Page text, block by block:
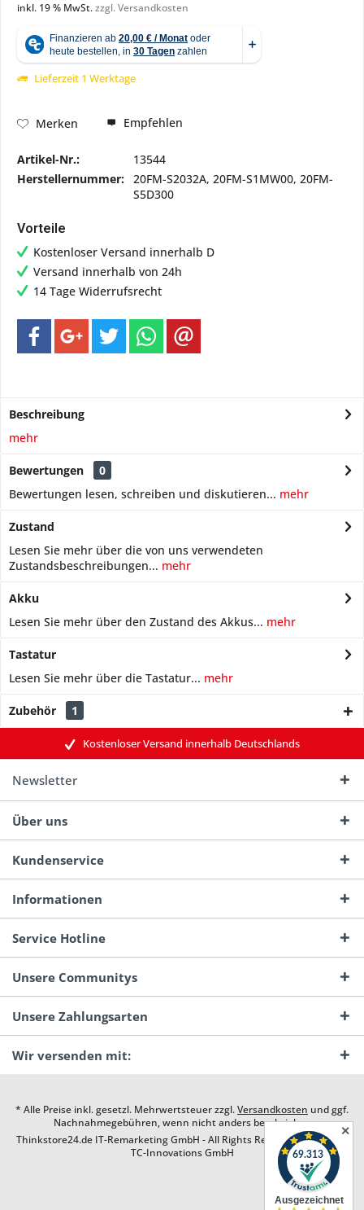
inkl. 19 % MwSt.zzgl. Versandkosten
Lieferzeit 1 Werktage
Merken Empfehlen
Artikel-Nr.:
13544
Herstellernummer: 20FM-S2032A, 20FM-S1MW00, 20FM-
S5D300
Vorteile
Kostenloser Versand innerhalb D
Versand innerhalb von 24h
14 Tage Widerrufsrecht
Beschreibung
mehr
Bewertungen
0
Bewertungen lesen, schreiben und diskutieren... mehr
Zustand
Lesen Sie mehr über die von uns verwendeten
Zustandsbeschreibungen... mehr
Akku
Lesen Sie mehr über den Zustand des Akkus... mehr
Tastatur
Lesen Sie mehr über die Tastatur... mehr
Zubehör 1
Kostenloser Versand innerhalb Deutschlands
Newsletter
Über uns
Kundenservice
Informationen
Service Hotline
Unsere Communitys
Unsere Zahlungsarten
Wir versenden mit:
* Alle Preise inkl. gesetzl. Mehrwertsteuer zzgl.Versandkosten und ggf.
Nachnahmegebühren, wenn nicht anders beschrieben
Thinkstore24.de IT-Remarketing GmbH - All Rights Reserved. Design by
TC-Innovations GmbH
✕